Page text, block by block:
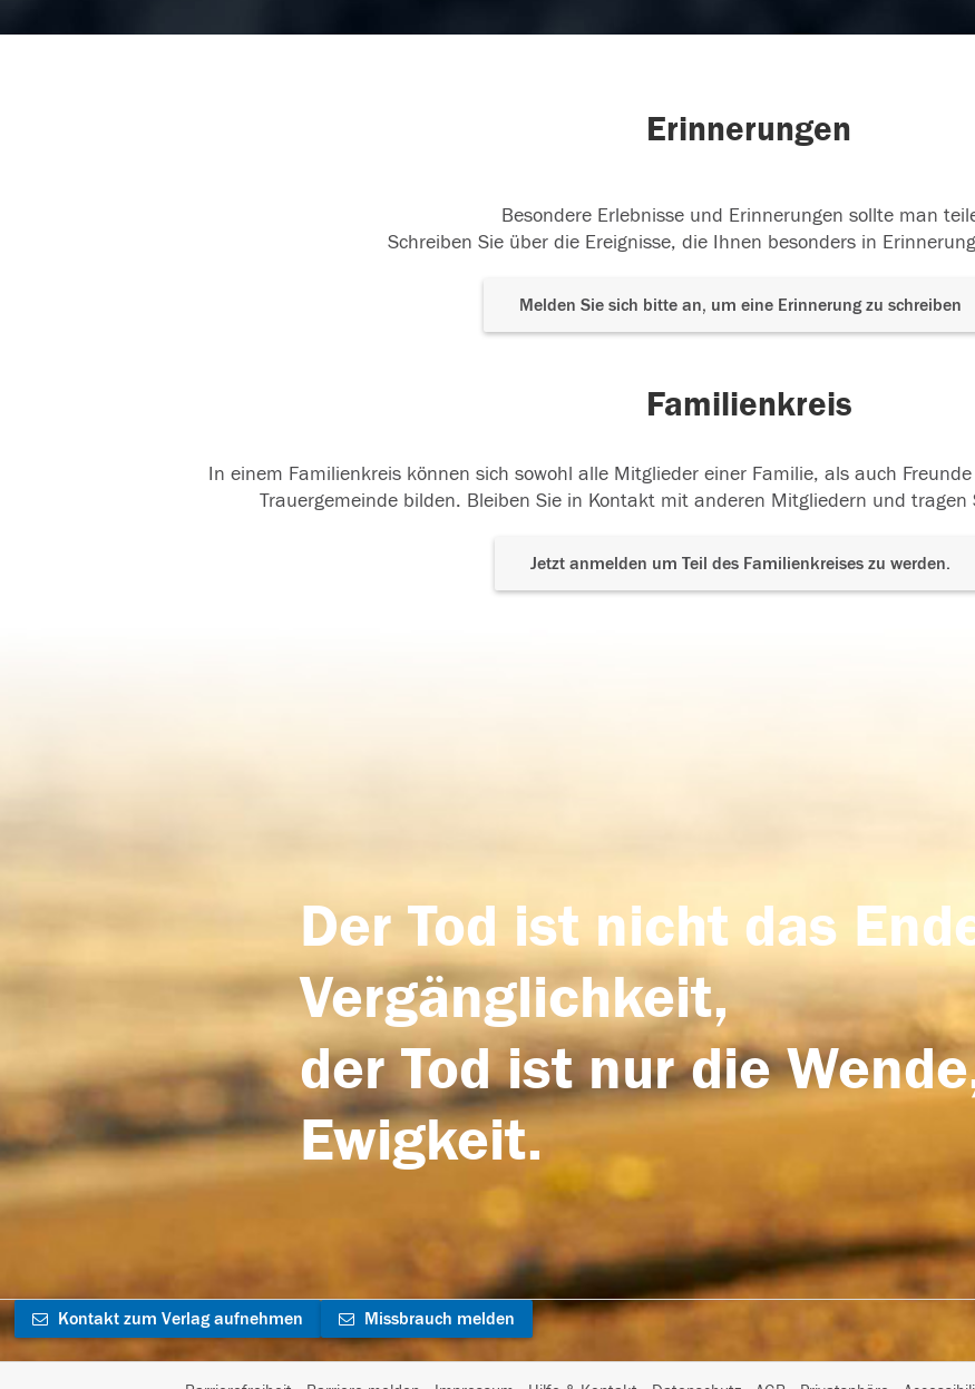
Erinnerungen
Besondere Erlebnisse und Erinnerungen sollte man
Schreiben Sie über die Ereignisse, die Ihnen besonders in
Melden Sie sich bitte an, um eine Erinnerung zu schreiben
Familienkreis
In einem Familienkreis können sich sowohl alle Mitglieder einer Familie, als auch
Trauergemeinde bilden. Bleiben Sie in Kontakt mit anderen Mitgliedern und tragen
Jetzt anmelden um Teil des Familienkreises zu werden.
Der Tod ist nicht das
Vergänglichkeit,
der Tod ist nur die
Ewigkeit.
Kontakt zum Verlag aufnehmen Missbrauch melden